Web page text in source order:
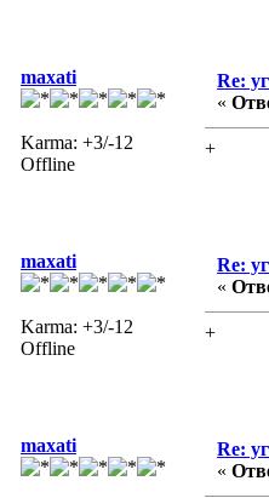
maxati
Karma: +3/-12
Offline
Re:
«
+
maxati
Karma: +3/-12
Offline
Re:
«
+
maxati
Re:
«